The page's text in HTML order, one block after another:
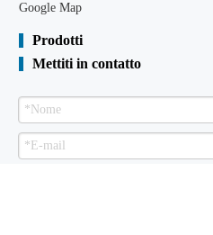
Google Map
Prodotti
Mettiti in contatto